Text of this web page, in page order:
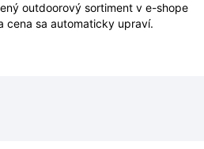
outdoorový sortiment v e-shope
cena sa automaticky upraví.